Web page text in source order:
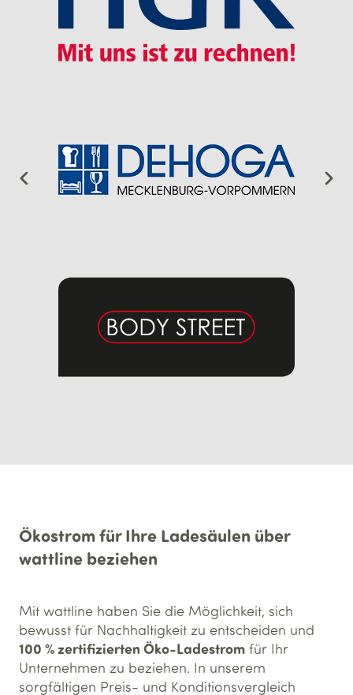
Ökostrom für Ihre Ladesäulen über
wattline beziehen
Mit wattline haben Sie die Möglichkeit, sich
bewusst für Nachhaltigkeit zu entscheiden und
100 % zertifizierten Öko-Ladestrom für Ihr
Unternehmen zu beziehen. In unserem
sorgfältigen Preis- und Konditionsvergleich